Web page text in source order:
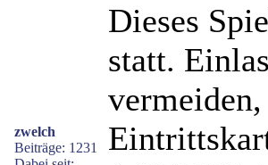
zwelch
Beiträge: 1231
Dieses
statt.